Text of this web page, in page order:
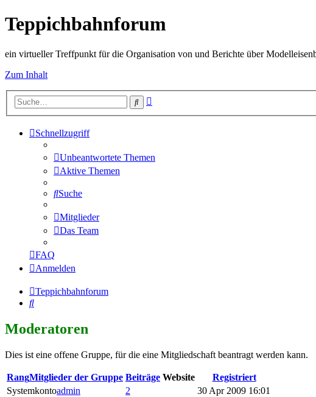
Teppichbahnforum
ein virtueller Treffpunkt für die Organisation von und Berichte über
Zum Inhalt
Suche
Schnellzugriff
Unbeantwortete Themen
Aktive Themen
Suche
Mitglieder
Das Team
FAQ
Anmelden
Teppichbahnforum
Suche
Moderatoren
Dies ist eine offene Gruppe, für die eine Mitgliedschaft beantragt werden kann.
RangMitglieder der Gruppe Beiträge Website
Registriert
Systemkontoadmin 2
30 Apr 2009 16:01